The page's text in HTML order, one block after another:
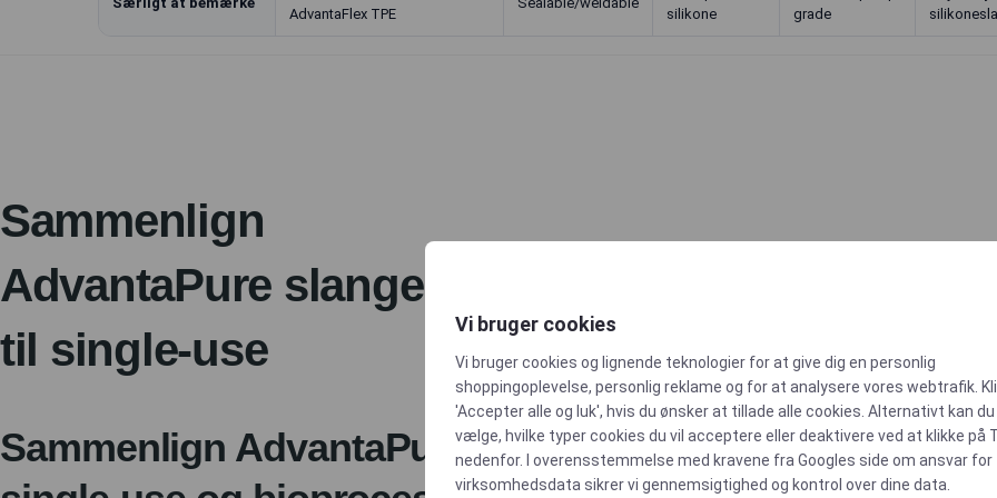
AdvantaFlex TPE
silikone
grade
Sammenlign
AdvantaPure slanger
til single-use
Sammenlign AdvantaPure slanger til
Vi bruger cookies
Vi bruger cookies og lignende teknologier for at give dig en personlig
shoppingoplevelse, personlig reklame og for at analysere vores webtrafik.
'Accepter alle og luk', hvis du ønsker at tillade alle cookies. Alternativt kan du
vælge, hvilke typer cookies du vil acceptere eller deaktivere ved at klikke på
nedenfor. I overensstemmelse med kravene fra Googles side om ansvar for
virksomhedsdata sikrer vi gennemsigtighed og kontrol over dine data.